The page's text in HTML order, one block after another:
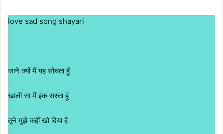
love sad song shayari
जाने क्यों मैं यह सोचता हूँ
खाली सा मैं इक रास्ता हूँ
तूने मुझे कहीं खो दिया है